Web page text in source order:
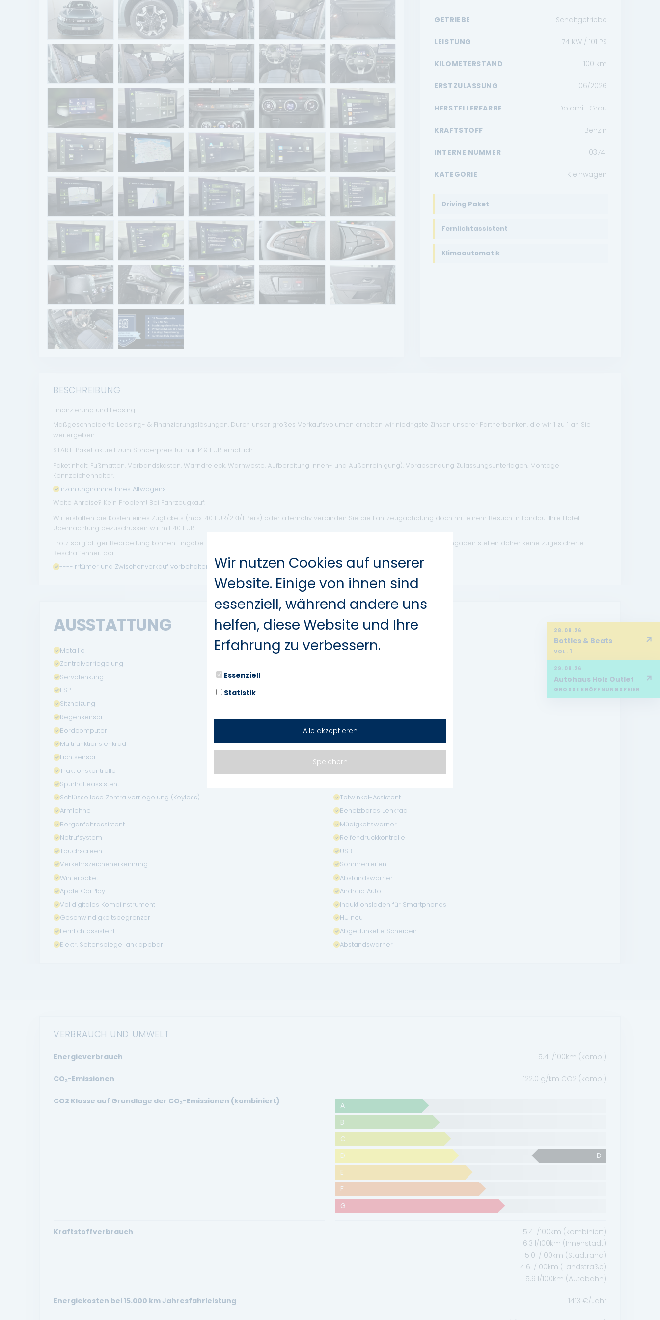
GETRIEBE Schaltgetriebe
LEISTUNG 74 KW / 101 PS
KILOMETERSTAND 100 km
ERSTZULASSUNG 06/2026
HERSTELLERFARBE Dolomit-Grau
KRAFTSTOFF Benzin
INTERNE NUMMER 103741
KATEGORIE Kleinwagen
Driving Paket
Fernlichtassistent
Klimaautomatik
BESCHREIBUNG
Finanzierung und Leasing :
Maßgeschneiderte Leasing- & Finanzierungslösungen. Durch unser großes Verkaufsvolumen erhalten wir niedrigste Zinsen unserer Partnerbanken, die wir 1 zu 1 an Sie
weitergeben.
START-Paket aktuell zum Sonderpreis für nur 149 EUR erhältlich.
Paketinhalt: Fußmatten, Verbandskasten, Warndreieck, Warnweste, Aufbereitung Innen- und Außenreinigung), Vorabsendung Zulassungsunterlagen, Montage
Kennzeichenhalter.
Inzahlungnahme Ihres Altwagens
Weite Anreise? Kein Problem! Bei Fahrzeugkauf:
Wir erstatten die Kosten eines Zugtickets (max. 40 EUR/2.Kl/1 Pers) oder alternativ verbinden Sie die Fahrzeugabholung doch mit einem Besuch in Landau: Ihre Hotel-
Übernachtung bezuschussen wir mit 40 EUR.
Trotz sorgfältiger Bearbeitung können Eingabe- und Datenübermittlungsfehler nicht ausgeschlossen werden, die Inseratsangaben stellen daher keine zugesicherte
Beschaffenheit dar.
----Irrtümer und Zwischenverkauf vorbehalten.
AUSSTATTUNG
Metallic
Leichtmetallfelgen
Zentralverriegelung
Servolenkung
ESP
Sitzheizung
Regensensor
Bluetooth
Bordcomputer
Freisprecheinrichtung
Multifunktionslenkrad
Isofix
Lichtsensor
Traktionskontrolle
Spurhalteassistent
Schlüssellose Zentralverriegelung (Keyless)
Totwinkel-Assistent
Armlehne
Beheizbares Lenkrad
Berganfahrassistent
Müdigkeitswarner
Notrufsystem
Reifendruckkontrolle
Touchscreen
USB
Verkehrszeichenerkennung
Sommerreifen
Winterpaket
Abstandswarner
Apple CarPlay
Android Auto
Volldigitales Kombiinstrument
Induktionsladen für Smartphones
Geschwindigkeitsbegrenzer
HU neu
Fernlichtassistent
Abgedunkelte Scheiben
Elektr. Seitenspiegel anklappbar
Abstandswarner
VERBRAUCH UND UMWELT
Energieverbrauch 5.4 l/100km (komb.)
CO₂-Emissionen 122.0 g/km CO2 (komb.)
CO2 Klasse auf Grundlage der CO₂-Emissionen (kombiniert)
A
B
C
D
D
E
F
G
Kraftstoffverbrauch 5.4 l/100km (kombiniert)
6.3 l/100km (Innenstadt)
5.0 l/100km (Stadtrand)
4.6 l/100km (Landstraße)
5.9 l/100km (Autobahn)
Energiekosten bei 15.000 km Jahresfahrleistung 1413 €/Jahr
28.08.26
Bottles & Beats
VOL. 1
↗
29.08.26
Autohaus Holz Outlet
GROSSE ERÖFFNUNGSFEIER
↗
Wir nutzen Cookies auf unserer
Website. Einige von ihnen sind
essenziell, während andere uns
helfen, diese Website und Ihre
Erfahrung zu verbessern.
Essenziell
Statistik
Alle akzeptieren
Speichern